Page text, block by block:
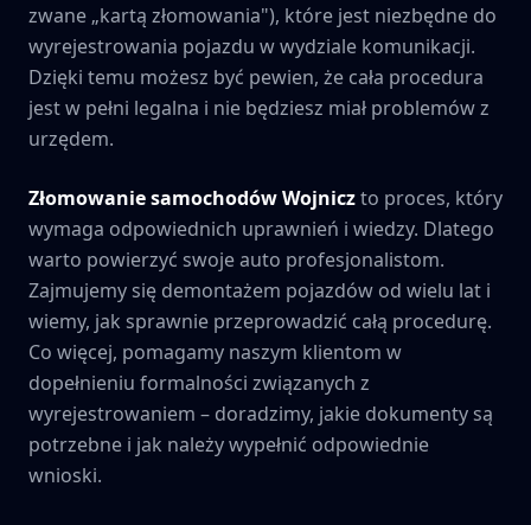
zwane „kartą złomowania"), które jest niezbędne do
wyrejestrowania pojazdu w wydziale komunikacji.
Dzięki temu możesz być pewien, że cała procedura
jest w pełni legalna i nie będziesz miał problemów z
urzędem.
Złomowanie samochodówWojniczto proces, który
wymaga odpowiednich uprawnień i wiedzy. Dlatego
warto powierzyć swoje auto profesjonalistom.
Zajmujemy się demontażem pojazdów od wielu lat i
wiemy, jak sprawnie przeprowadzić całą procedurę.
Co więcej, pomagamy naszym klientom w
dopełnieniu formalności związanych z
wyrejestrowaniem – doradzimy, jakie dokumenty są
potrzebne i jak należy wypełnić odpowiednie
wnioski.